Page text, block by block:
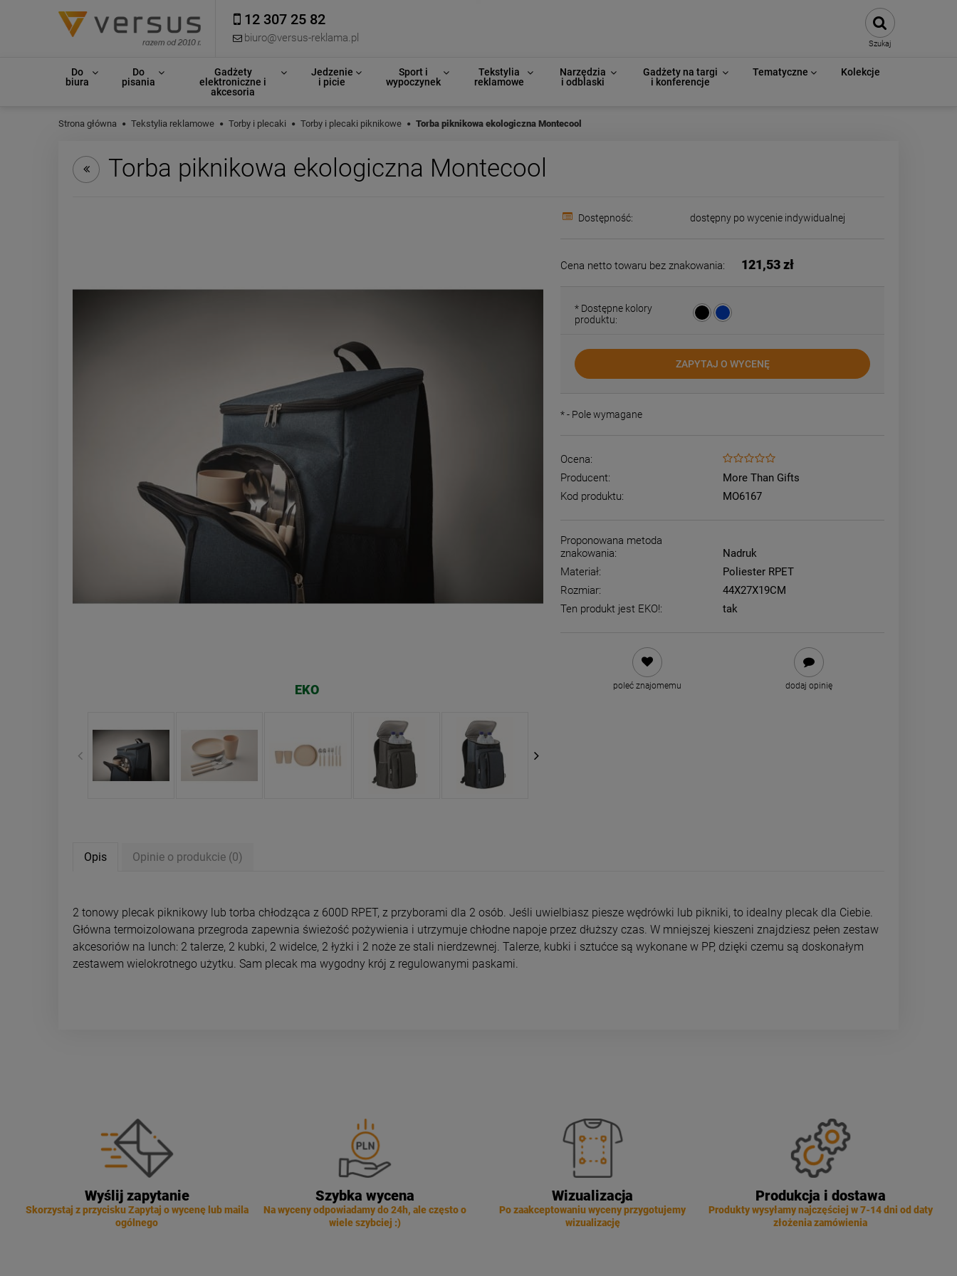
12 307 25 82
biuro@versus-reklama.pl Szukaj
Do
biura
Do
pisania
Gadżety
elektroniczne i
akcesoria
Jedzenie
i picie
Sport i
wypoczynek
Tekstylia
reklamowe
Narzędzia
i odblaski
Gadżety na targi
i konferencje
Tematyczne Kolekcje
Strona główna Tekstylia reklamowe Torby i plecaki Torby i plecaki piknikowe Torba piknikowa ekologiczna Montecool
Torba piknikowa ekologiczna Montecool
EKO
Dostępność: dostępny po wycenie indywidualnej
Cena netto towaru bez znakowania: 121,53 zł
* Dostępne kolory
produktu:
ZAPYTAJ O WYCENĘ
*- Pole wymagane
Ocena:
Producent:
More Than Gifts
Kod produktu:
MO6167
Proponowana metoda
znakowania:
Nadruk
Materiał:
Poliester RPET
Rozmiar:
44X27X19CM
Ten produkt jest EKO!:
tak
poleć znajomemu dodaj opinię
Opis Opinie o produkcie (0)
2 tonowy plecak piknikowy lub torba chłodząca z 600D RPET, z przyborami dla 2 osób. Jeśli uwielbiasz piesze wędrówki lub pikniki, to idealny plecak dla Ciebie.
Główna termoizolowana przegroda zapewnia świeżość pożywienia i utrzymuje chłodne napoje przez dłuższy czas. W mniejszej kieszeni znajdziesz pełen zestaw
akcesoriów na lunch: 2 talerze, 2 kubki, 2 widelce, 2 łyżki i 2 noże ze stali nierdzewnej. Talerze, kubki i sztućce są wykonane w PP, dzięki czemu są doskonałym
zestawem wielokrotnego użytku. Sam plecak ma wygodny krój z regulowanymi paskami.
Wyślij zapytanie
Skorzystaj z przycisku Zapytaj o wycenę lub maila
ogólnego
Szybka wycena
Na wyceny odpowiadamy do 24h, ale często o
wiele szybciej :)
Wizualizacja
Po zaakceptowaniu wyceny przygotujemy
wizualizację
Produkcja i dostawa
Produkty wysyłamy najczęściej w 7-14 dni od daty
złożenia zamówienia